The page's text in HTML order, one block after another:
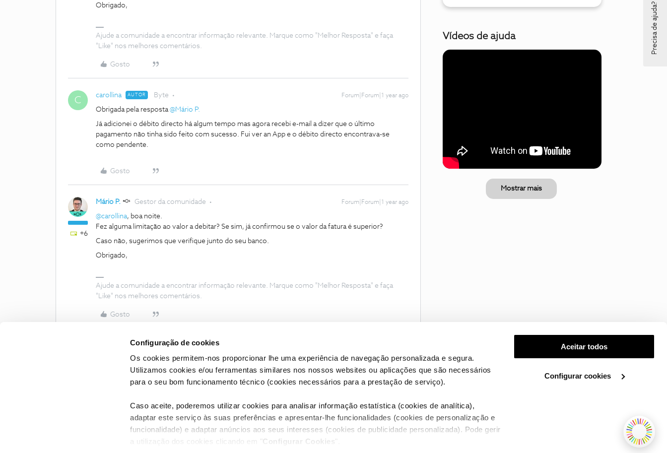
Configuração de cookies
Os cookies permitem-nos proporcionar lhe uma experiência de navegação personalizada e segura.
Utilizamos cookies e/ou ferramentas similares nos nossos websites ou aplicações que são necessários
para o seu bom funcionamento técnico (cookies necessários para a prestação de serviço).
Caso aceite, poderemos utilizar cookies para analisar informação estatística (cookies de analítica),
adaptar este serviço às suas preferências e apresentar-lhe funcionalidades (cookies de personalização e
funcionalidade) e adaptar anúncios aos seus interesses (cookies de publicidade personalizada). Pode gerir
a utilização dos cookies clicando em " Configurar Cookies ".
Aceitar todos
Configurar cookies
Obrigado,
Ajude a comunidade a encontrar informação relevante. Marque como "Melhor Resposta" e faça
"Like" nos melhores comentários.
Gosto
C carollina AUTOR Byte Forum|Forum|1 year ago
Obrigada pela resposta ​@Mário P.
Já adicionei o débito directo há algum tempo mas agora recebi e-mail a dizer que o último
pagamento não tinha sido feito com sucesso. Fui ver an App e o débito directo encontrava-se
como pendente.
Gosto
+6
Mário P. Gestor da comunidade Forum|Forum|1 year ago
@carollina, boa noite.
Fez alguma limitação ao valor a debitar? Se sim, já confirmou se o valor da fatura é superior?
Caso não, sugerimos que verifique junto do seu banco.
Obrigado,
Ajude a comunidade a encontrar informação relevante. Marque como "Melhor Resposta" e faça
"Like" nos melhores comentários.
Gosto
Vídeos de ajuda
Mostrar mais
Condições do Fórum NOS Accessibility statement
Precisa de ajuda?